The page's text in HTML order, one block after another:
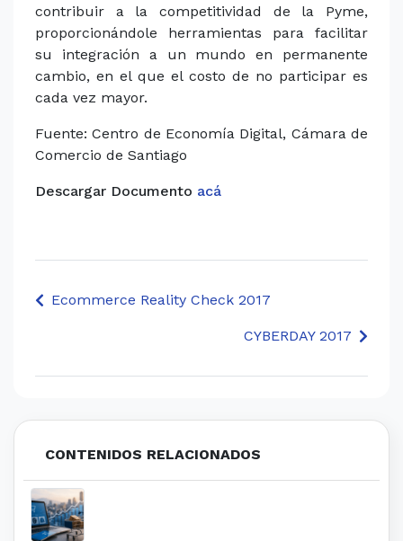
contribuir a la competitividad de la Pyme,
proporcionándole herramientas para facilitar
su integración a un mundo en permanente
cambio, en el que el costo de no participar es
cada vez mayor.
Fuente: Centro de Economía Digital, Cámara de
Comercio de Santiago
Descargar Documento acá
Ecommerce Reality Check 2017
CYBERDAY 2017
CONTENIDOS RELACIONADOS